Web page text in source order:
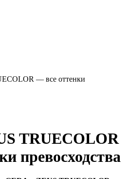
— все оттенки
TRUECOLOR
превосходства